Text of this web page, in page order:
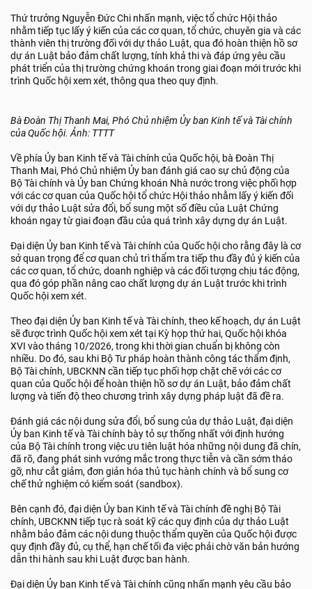
Thứ trưởng Nguyễn Đức Chi nhấn mạnh, việc tổ chức Hội thảo
nhằm tiếp tục lấy ý kiến của các cơ quan, tổ chức, chuyên gia và các
thành viên thị trường đối với dự thảo Luật, qua đó hoàn thiện hồ sơ
dự án Luật bảo đảm chất lượng, tính khả thi và đáp ứng yêu cầu
phát triển của thị trường chứng khoán trong giai đoạn mới trước khi
trình Quốc hội xem xét, thông qua theo quy định.
Bà Đoàn Thị Thanh Mai, Phó Chủ nhiệm Ủy ban Kinh tế và Tài chính
của Quốc hội. Ảnh: TTTT
Về phía Ủy ban Kinh tế và Tài chính của Quốc hội, bà Đoàn Thị
Thanh Mai, Phó Chủ nhiệm Ủy ban đánh giá cao sự chủ động của
Bộ Tài chính và Ủy ban Chứng khoán Nhà nước trong việc phối hợp
với các cơ quan của Quốc hội tổ chức Hội thảo nhằm lấy ý kiến đối
với dự thảo Luật sửa đổi, bổ sung một số điều của Luật Chứng
khoán ngay từ giai đoạn đầu của quá trình xây dựng dự án Luật.
Đại diện Ủy ban Kinh tế và Tài chính của Quốc hội cho rằng đây là cơ
sở quan trọng để cơ quan chủ trì thẩm tra tiếp thu đầy đủ ý kiến của
các cơ quan, tổ chức, doanh nghiệp và các đối tượng chịu tác động,
qua đó góp phần nâng cao chất lượng dự án Luật trước khi trình
Quốc hội xem xét.
Theo đại diện Ủy ban Kinh tế và Tài chính, theo kế hoạch, dự án Luật
sẽ được trình Quốc hội xem xét tại Kỳ họp thứ hai, Quốc hội khóa
XVI vào tháng 10/2026, trong khi thời gian chuẩn bị không còn
nhiều. Do đó, sau khi Bộ Tư pháp hoàn thành công tác thẩm định,
Bộ Tài chính, UBCKNN cần tiếp tục phối hợp chặt chẽ với các cơ
quan của Quốc hội để hoàn thiện hồ sơ dự án Luật, bảo đảm chất
lượng và tiến độ theo chương trình xây dựng pháp luật đã đề ra.
Đánh giá các nội dung sửa đổi, bổ sung của dự thảo Luật, đại diện
Ủy ban Kinh tế và Tài chính bày tỏ sự thống nhất với định hướng
của Bộ Tài chính trong việc ưu tiên luật hóa những nội dung đã chín,
đã rõ, đang phát sinh vướng mắc trong thực tiễn và cần sớm tháo
gỡ, như cắt giảm, đơn giản hóa thủ tục hành chính và bổ sung cơ
chế thử nghiệm có kiểm soát (sandbox).
Bên cạnh đó, đại diện Ủy ban Kinh tế và Tài chính đề nghị Bộ Tài
chính, UBCKNN tiếp tục rà soát kỹ các quy định của dự thảo Luật
nhằm bảo đảm các nội dung thuộc thẩm quyền của Quốc hội được
quy định đầy đủ, cụ thể, hạn chế tối đa việc phải chờ văn bản hướng
dẫn thi hành sau khi Luật được ban hành.
Đại diện Ủy ban Kinh tế và Tài chính cũng nhấn mạnh yêu cầu bảo